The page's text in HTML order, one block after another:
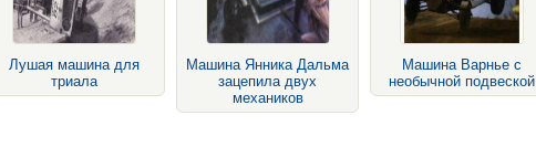
Лушая машина для
триала
Машина Янника Дальма
зацепила двух
механиков
Машина Варнье с
необычной подвеской